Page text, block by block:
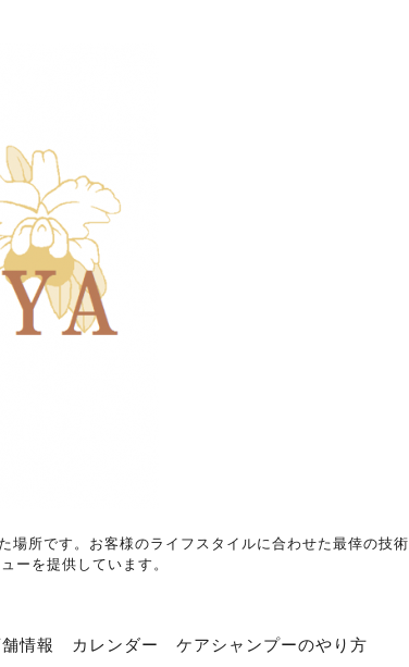
場所です。お客様のライフスタイルに合わせた最倖の技術
ーを提供しています。
情報 カレンダー
ケアシャンプーのやり方